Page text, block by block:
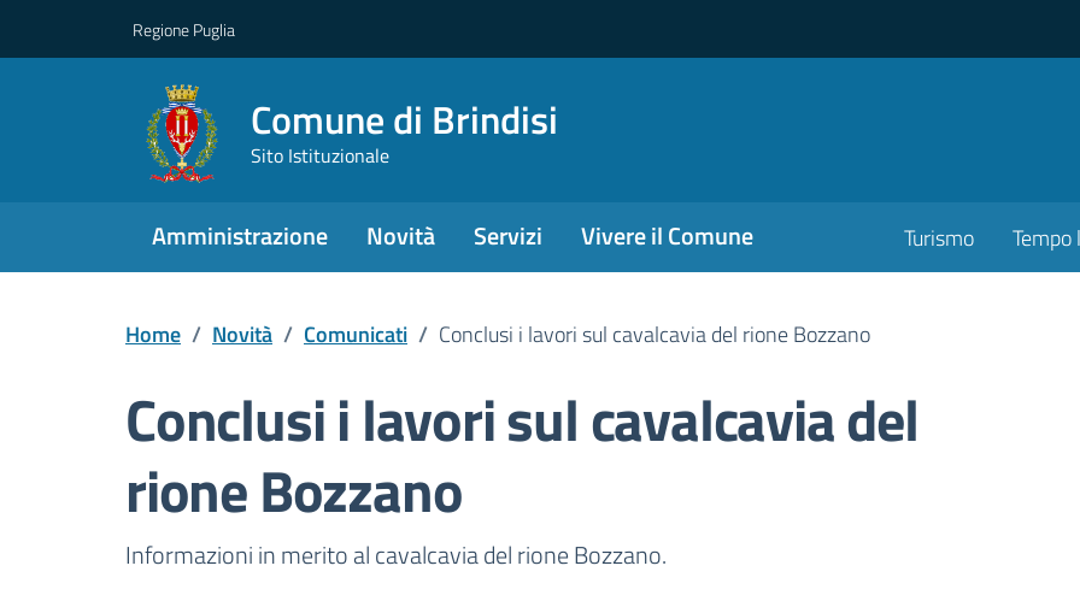
Regione Puglia
Comune di Brindisi
Sito Istituzionale
Amministrazione Novità Servizi Vivere il Comune Turismo Tempo
Home / Novità / Comunicati / Conclusi i lavori sul cavalcavia del rione Bozzano
Conclusi i lavori sul cavalcavia del
rione Bozzano
Dettagli della notizia
Informazioni in merito al cavalcavia del rione Bozzano.